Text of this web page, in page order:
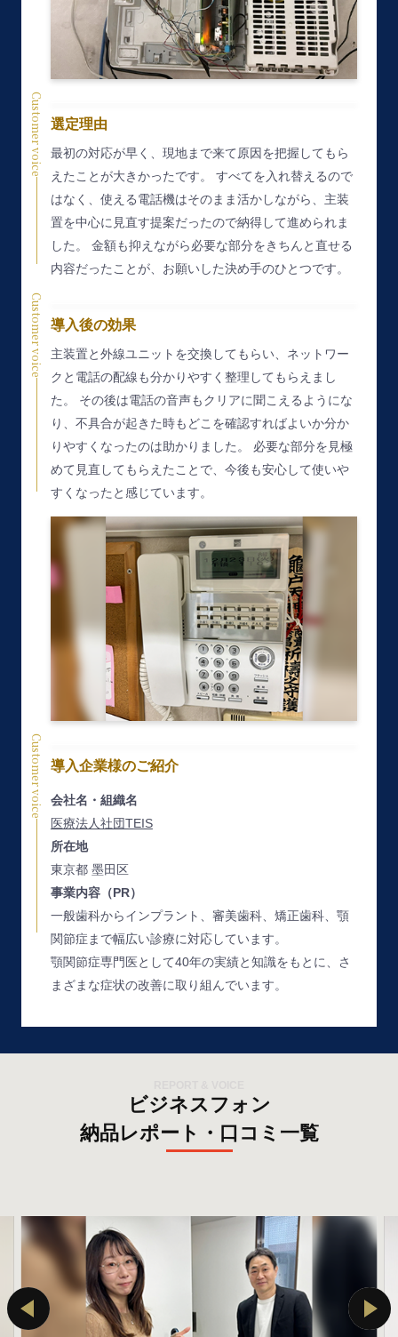
Customer voice 選定理由
最初の対応が早く、現地まで来て原因を把握してもら
えたことが大きかったです。
すべてを入れ替えるので
はなく、使える電話機はそのまま活かしながら、主装
置を中心に見直す提案だったので納得して進められま
した。
金額も抑えながら必要な部分をきちんと直せる
内容だったことが、お願いした決め手のひとつです。
Customer voice 導入後の効果
主装置と外線ユニットを交換してもらい、ネットワー
クと電話の配線も分かりやすく整理してもらえまし
た。
その後は電話の音声もクリアに聞こえるようにな
り、不具合が起きた時もどこを確認すればよいか分か
りやすくなったのは助かりました。
必要な部分を見極
めて見直してもらえたことで、今後も安心して使いや
すくなったと感じています。
Customer voice 導入企業様のご紹介
会社名・組織名
医療法人社団TEIS
所在地
東京都 墨田区
事業内容（PR）
一般歯科からインプラント、審美歯科、矯正歯科、顎
関節症まで幅広い診療に対応しています。
顎関節症専門医として40年の実績と知識をもとに、さ
まざまな症状の改善に取り組んでいます。
ビジネスフォン
納品レポート・口コミ一覧